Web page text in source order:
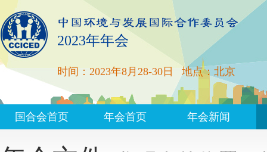
2023年年会
时间：2023年8月28-30日 地点：北京
国合会首页 年会首页 年会新闻